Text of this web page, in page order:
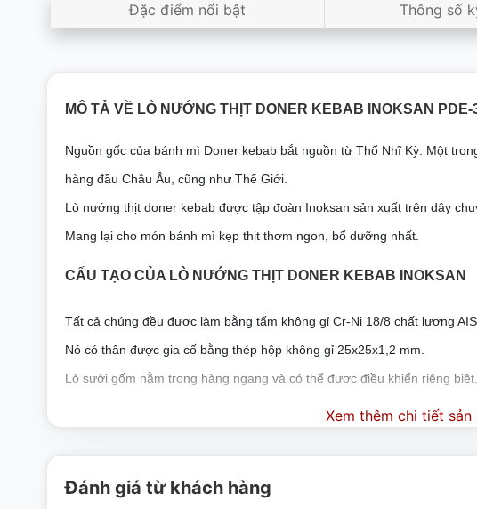
Đặc điểm nổi bật Thông số
MÔ TẢ VỀ LÒ NƯỚNG THỊT DONER KEBAB INOKSAN PDE-
Nguồn gốc của bánh mì Doner kebab bắt nguồn từ Thổ Nhĩ Kỳ. Một
hàng đầu Châu Âu, cũng như Thế Giới.
Lò nướng thịt doner kebab được tập đoàn Inoksan sản xuất trên dây
Mang lại cho món bánh mì kẹp thịt thơm ngon, bổ dưỡng nhất.
CẤU TẠO CỦA LÒ NƯỚNG THỊT DONER KEBAB INOKSAN
Tất cả chúng đều được làm bằng tấm không gỉ Cr-Ni 18/8 chất lượng
Nó có thân được gia cố bằng thép hộp không gỉ 25x25x1,2 mm.
Lò sưởi gốm nằm trong hàng ngang và có thể được điều khiển riêng biệt.
Tổng cộng có 3 hàng và mỗi hàng có 3 lò sưởi. Tất cả các lò sưởi có
Nó được bán kèm với 1 xiên, 1 xẻng và 2 kẹp tóc.
Xem thêm chi tiết sản
Đánh giá từ khách hàng